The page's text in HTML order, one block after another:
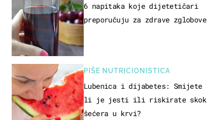
PREHRANU
6 napitaka koje dijetetičari
preporučuju za zdrave zglobove
PIŠE NUTRICIONISTICA
Lubenica i dijabetes: Smijete
li je jesti ili riskirate skok
šećera u krvi?